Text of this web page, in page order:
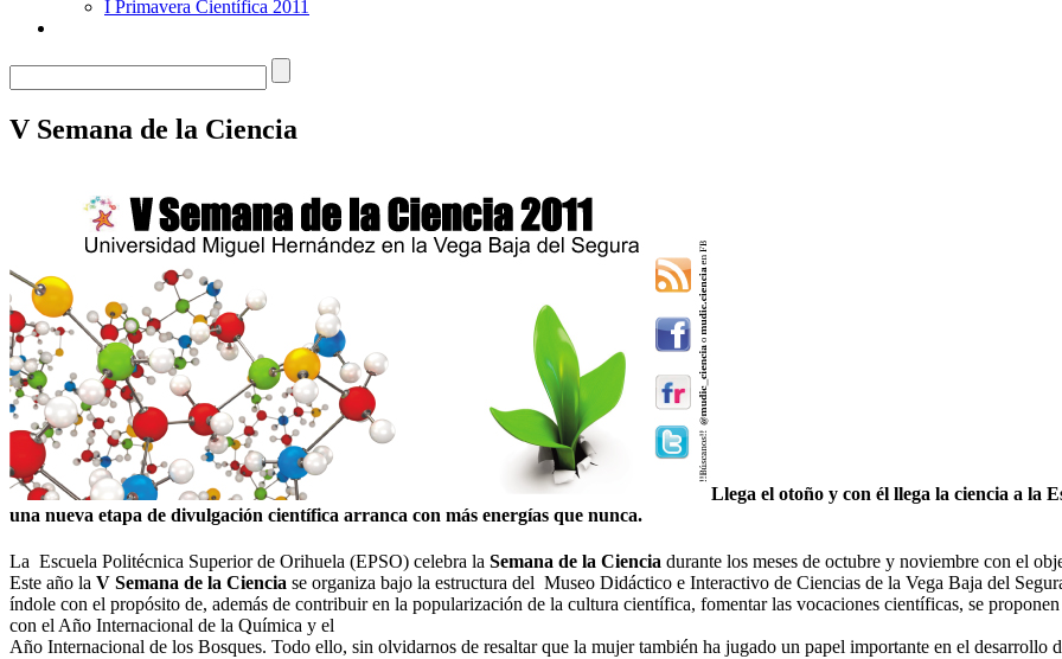
I Primavera Científica 2011
V Semana de la Ciencia
Llega el otoño y con él llega la ciencia a la
una nueva etapa de divulgación científica arranca con más energías que nunca.
La Escuela Politécnica Superior de Orihuela (EPSO) celebra la Semana de la Ciencia durante los meses de octubre y noviembre con el
Este año la V Semana de la Ciencia se organiza bajo la estructura del Museo Didáctico e Interactivo de Ciencias de la Vega Baja del
índole con el propósito de, además de contribuir en la popularización de la cultura científica, fomentar las vocaciones científicas, se
con el Año Internacional de la Química y el
Año Internacional de los Bosques. Todo ello, sin olvidarnos de resaltar que la mujer también ha jugado un papel importante en el desarrollo